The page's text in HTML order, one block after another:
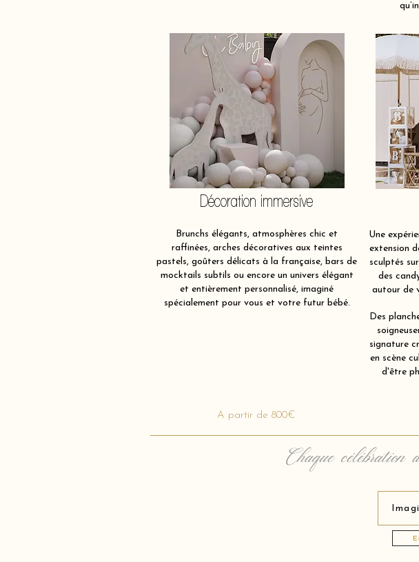
Décoration immersive
Brunchs élégants, atmosphères chic et
raffinées, arches décoratives aux teintes
pastels, goûters délicats à la française, bars de
mocktails subtils ou encore un univers élégant
et entièrement personnalisé, imaginé
spécialement pour vous et votre futur bébé.
Une
extension
sculptés
des
autour de
Des
signature
en scène
d'être
A partir de 800€
Chaque